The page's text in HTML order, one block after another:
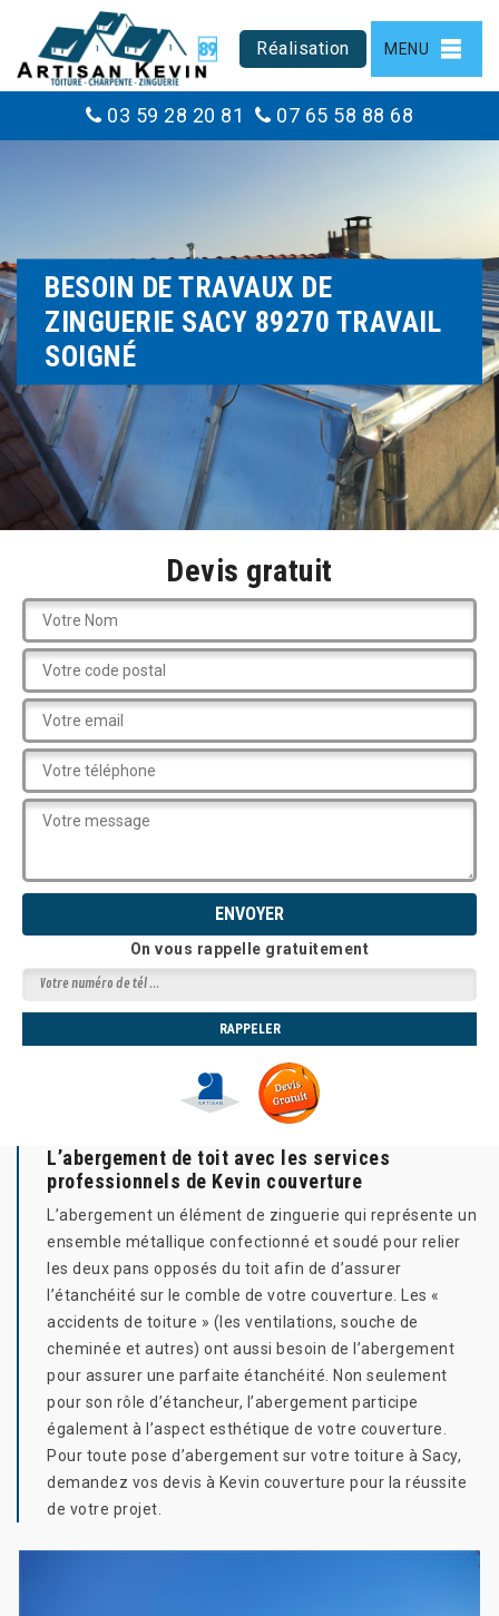
Réalisation MENU
03 59 28 20 81 07 65 58 88 68
BESOIN DE TRAVAUX DE
ZINGUERIE SACY 89270 TRAVAIL
SOIGNÉ
Devis gratuit
On vous rappelle gratuitement
L’abergement de toit avec les services
professionnels de Kevin couverture
L’abergement un élément de zinguerie qui représente un
ensemble métallique confectionné et soudé pour relier
les deux pans opposés du toit afin de d’assurer
l’étanchéité sur le comble de votre couverture. Les «
accidents de toiture » (les ventilations, souche de
cheminée et autres) ont aussi besoin de l’abergement
pour assurer une parfaite étanchéité. Non seulement
pour son rôle d’étancheur, l’abergement participe
également à l’aspect esthétique de votre couverture.
Pour toute pose d’abergement sur votre toiture à Sacy,
demandez vos devis à Kevin couverture pour la réussite
de votre projet.